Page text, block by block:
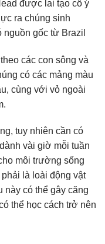
được lai tạo cố ý
ra chúng sinh
gốc từ Brazil
các con sông và
có các mảng màu
cùng với vỏ ngoài
tuy nhiên cần có
vài giờ mỗi tuần
môi trường sống
là loài động vật
này có thể gây căng
thể học cách trở nên